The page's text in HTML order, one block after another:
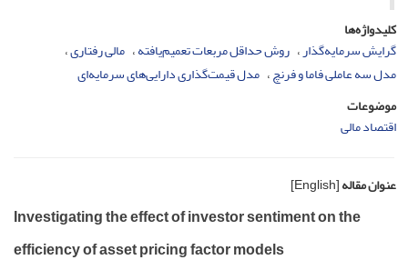
کلیدواژه‌ها
گرایش سرمایه‌گذار روش حداقل مربعات تعمیم‌یافته مالی رفتاری
مدل سه عاملی فاما و فرنچ مدل قیمت‌گذاری دارایی‌های سرمایه‌ای
موضوعات
اقتصاد مالی
عنوان مقاله[English]
Investigating the effect of investor sentiment on the
efficiency of asset pricing factor models